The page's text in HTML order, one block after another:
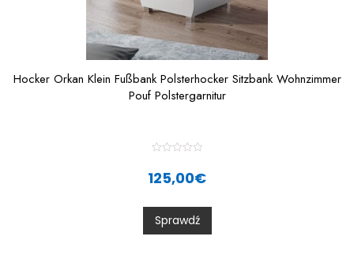
Hocker Orkan Klein Fußbank Polsterhocker Sitzbank Wohnzimmer
Pouf Polstergarnitur
0
o
u
t
125,00€
Sprawdź